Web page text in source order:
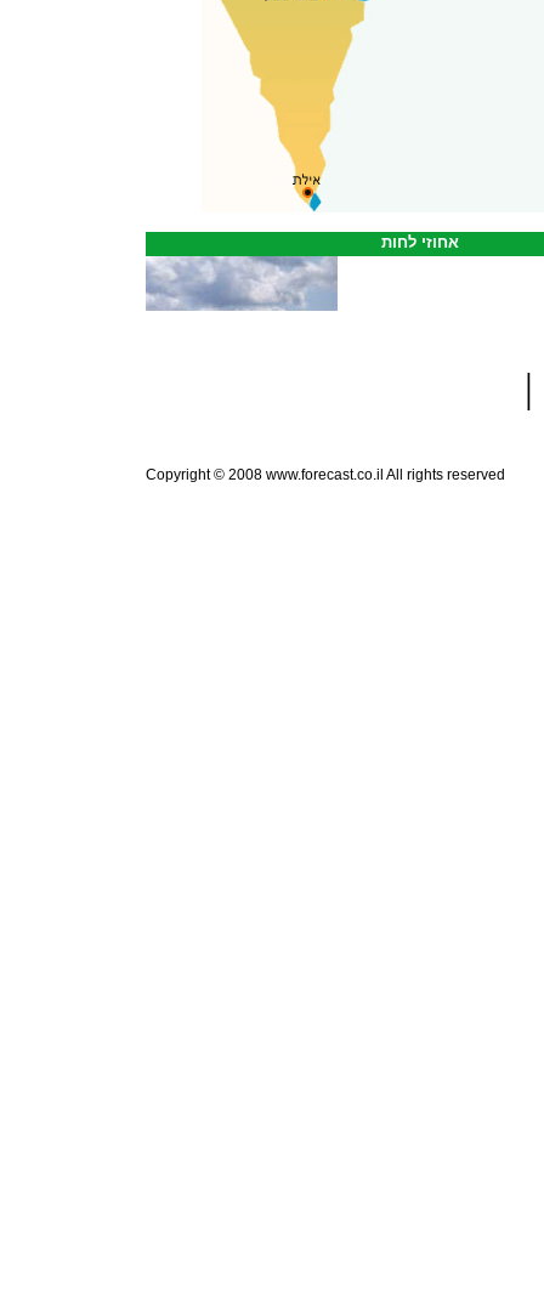
אחוזי לחות
|
Copyright © 2008 www.forecast.co.il All rights reserved